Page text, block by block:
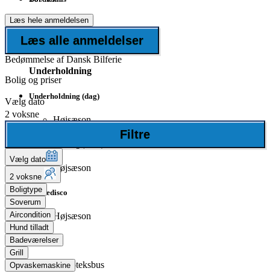
Aquarobics
Petanque
Underholdning
Underholdning (dag)
Højsæson
Højsæson
Børnedisco
Højsæson
Diskotek
Diskoteksbus
Læs hele anmeldelsen
Læs alle anmeldelser
Bedømmelse af Dansk Bilferie
Bolig og priser
Vælg dato
2 voksne
Filtre
Vælg dato
2 voksne
Boligtype
Soverum
Aircondition
Hund tilladt
Badeværelser
Grill
Opvaskemaskine